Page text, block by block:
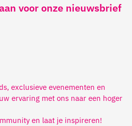
voor onze nieuwsbrief
exclusieve evenementen en
ervaring met ons naar een hoger
en laat je inspireren!